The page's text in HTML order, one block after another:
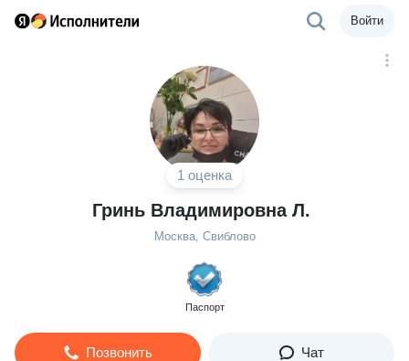
Войти
1 оценка
Гринь Владимировна Л.
Москва, Свиблово
Паспорт
Позвонить Чат